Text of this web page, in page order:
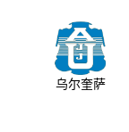
乌尔奎萨